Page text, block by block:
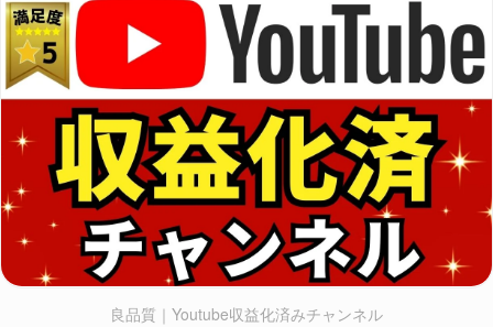
良品質｜Youtube収益化済みチャンネル